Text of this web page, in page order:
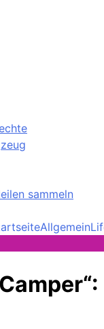
sammeln
Allgemein